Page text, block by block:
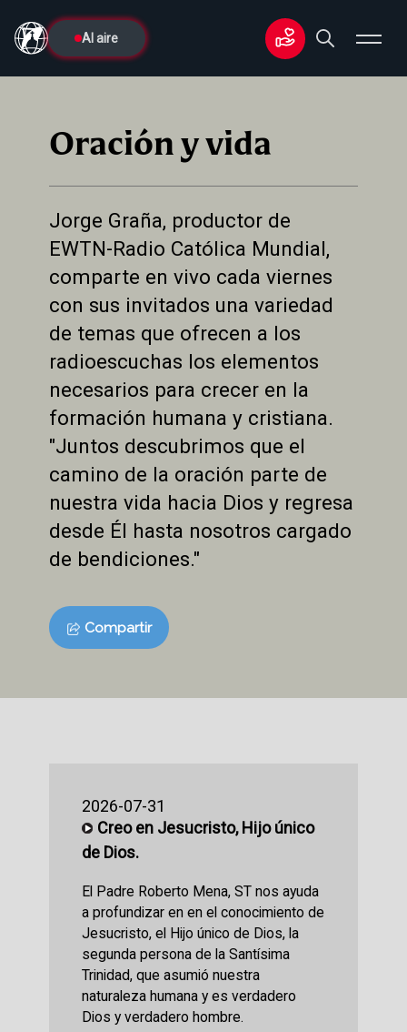
Al aire
Oración y vida
Jorge Graña, productor de
EWTN-Radio Católica Mundial,
comparte en vivo cada viernes
con sus invitados una variedad
de temas que ofrecen a los
radioescuchas los elementos
necesarios para crecer en la
formación humana y cristiana.
"Juntos descubrimos que el
camino de la oración parte de
nuestra vida hacia Dios y regresa
desde Él hasta nosotros cargado
de bendiciones."
Compartir
2026-07-31
Creo en Jesucristo, Hijo único
de Dios.
El Padre Roberto Mena, ST nos ayuda
a profundizar en en el conocimiento de
Jesucristo, el Hijo único de Dios, la
segunda persona de la Santísima
Trinidad, que asumió nuestra
naturaleza humana y es verdadero
Dios y verdadero hombre.